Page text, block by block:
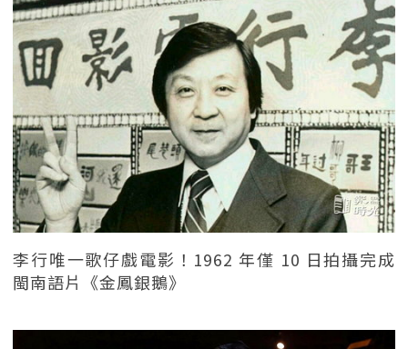
李行唯一歌仔戲電影！1962 年僅 10 日拍攝完成
閩南語片《金鳳銀鵝》